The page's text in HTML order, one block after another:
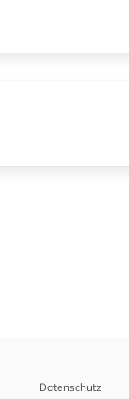
Datenschutz